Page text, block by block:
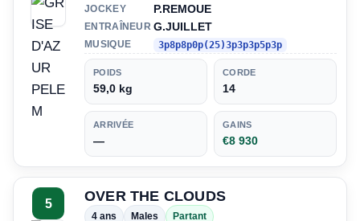
JOCKEY P.REMOUE
ENTRAÎNEUR G.JUILLET
MUSIQUE 3p8p8p0p(25)3p3p3p5p3p
POIDS
59,0 kg
CORDE
14
ARRIVÉE
—
GAINS
€8 930
5 OVER THE CLOUDS
4 ans Males
Partant